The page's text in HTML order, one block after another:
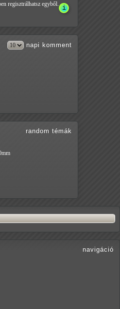
regisztrálhatsz egyből.
napi komment
random témák
navigáció